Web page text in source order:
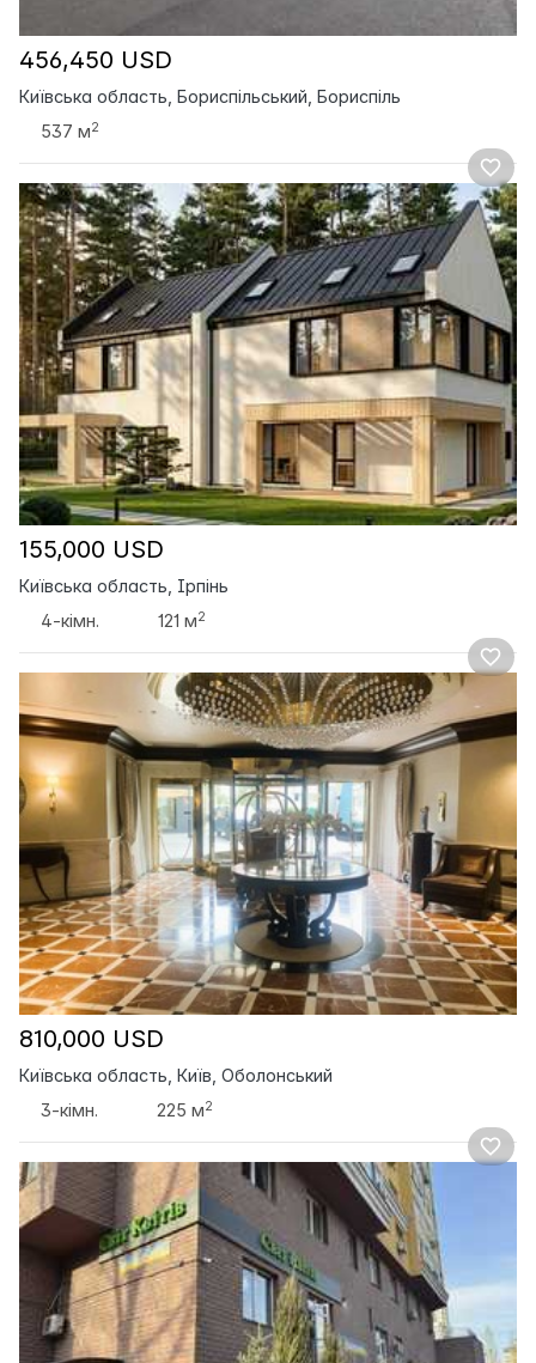
456,450 USD
Київська область, Бориспільський, Бориспіль
537 м2
155,000 USD
Київська область, Ірпінь
4-кімн.
121 м2
810,000 USD
Київська область, Київ, Оболонський
3-кімн.
225 м2